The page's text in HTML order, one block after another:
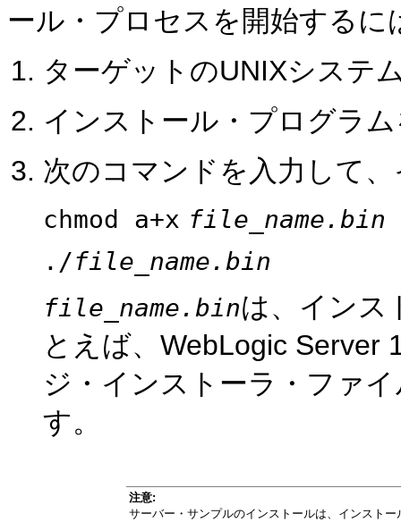
ール・プロセスを開始する
ターゲットのUNIXシステ
インストール・プログラ
次のコマンドを入力して
chmod a+x file_name.bin
./file_name.bin
file_name.binは、インス
とえば、WebLogic Server
ジ・インストーラ・ファ
す。
注意:
サーバー・サンプルのインストールは、インスト